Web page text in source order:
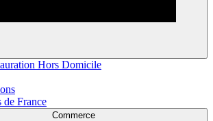
Hors Domicile
de France
Commerce